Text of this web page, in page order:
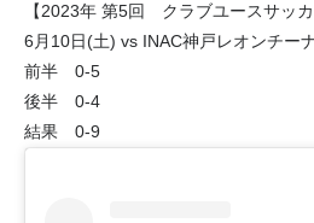
【2023年 第5回 クラブユースサッ
6月10日(土) vs INAC神戸レオンチー
前半 0-5
後半 0-4
結果 0-9